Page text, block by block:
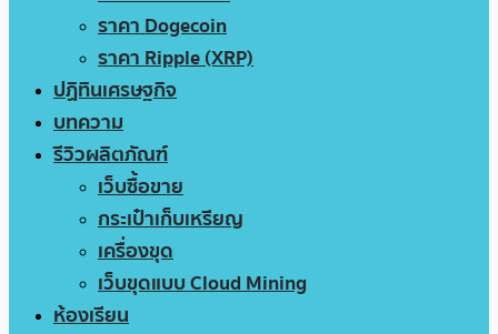
ราคา Dogecoin
ราคา Ripple (XRP)
ปฏิทินเศรษฐกิจ
บทความ
รีวิวผลิตภัณฑ์
เว็บซื้อขาย
กระเป๋าเก็บเหรียญ
เครื่องขุด
เว็บขุดแบบ Cloud Mining
ห้องเรียน